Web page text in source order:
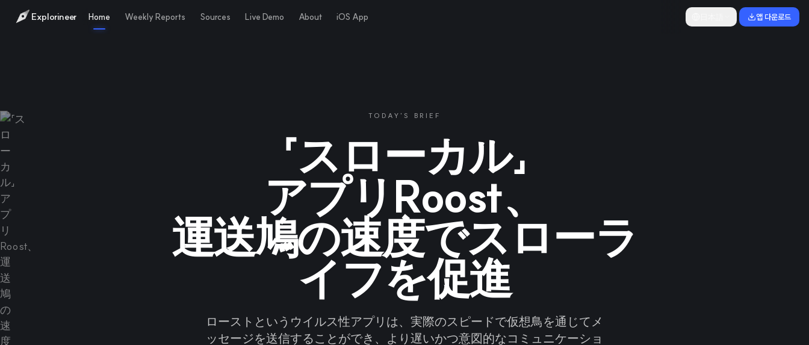
Explorineer Home Weekly Reports Sources Live Demo About iOS App 앱 다운로드
TODAY'S BRIEF
「スローカル」
アプリRoost、
運送鳩の速度でスローラ
イフを促進
ローストというウイルス性アプリは、実際のスピードで仮想鳥を通じてメ
ッセージを送信することができ、より遅いかつ意図的なコミュニケーショ